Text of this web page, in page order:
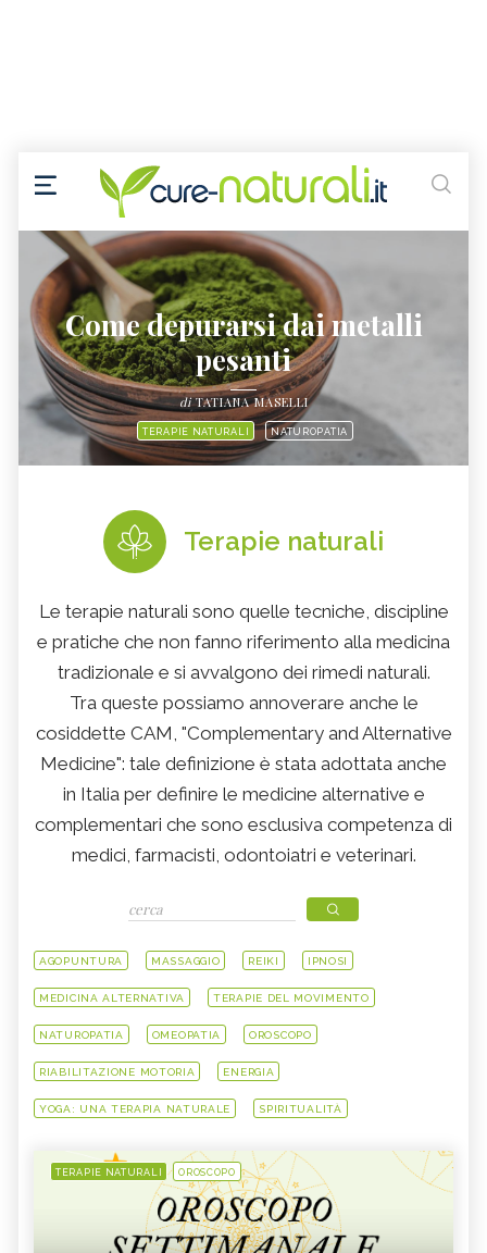
Come depurarsi dai metalli
pesanti
diTATIANA MASELLI
TERAPIE NATURALI NATUROPATIA
Terapie naturali
Le terapie naturali sono quelle tecniche, discipline
e pratiche che non fanno riferimento alla medicina
tradizionale e si avvalgono dei rimedi naturali.
Tra queste possiamo annoverare anche le
cosiddette CAM, "Complementary and Alternative
Medicine": tale definizione è stata adottata anche
in Italia per definire le medicine alternative e
complementari che sono esclusiva competenza di
medici, farmacisti, odontoiatri e veterinari.
AGOPUNTURA MASSAGGIO REIKI IPNOSI
MEDICINA ALTERNATIVA TERAPIE DEL MOVIMENTO
NATUROPATIA OMEOPATIA OROSCOPO
RIABILITAZIONE MOTORIA ENERGIA
YOGA: UNA TERAPIA NATURALE SPIRITUALITÀ
TERAPIE NATURALI OROSCOPO